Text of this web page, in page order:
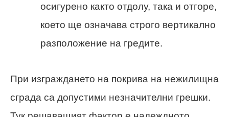
осигурено както отдолу, така и отгоре,
което ще означава строго вертикално
разположение на гредите.
При изграждането на покрива на нежилищна
сграда са допустими незначителни грешки.